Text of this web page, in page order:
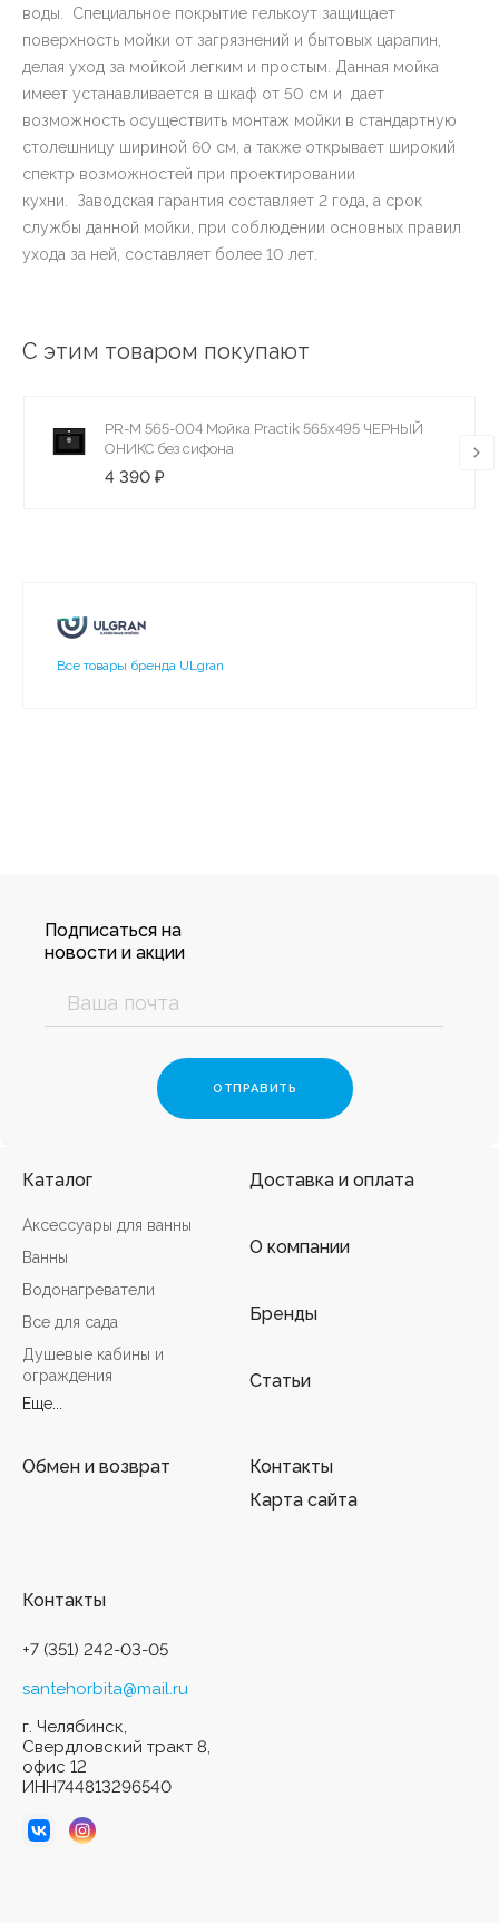
воды. Специальное покрытие гелькоут защищает
поверхность мойки от загрязнений и бытовых царапин,
делая уход за мойкой легким и простым. Данная мойка
имеет устанавливается в шкаф от 50 см и дает
возможность осуществить монтаж мойки в стандартную
столешницу шириной 60 см, а также открывает широкий
спектр возможностей при проектировании
кухни. Заводская гарантия составляет 2 года, а срок
службы данной мойки, при соблюдении основных правил
ухода за ней, составляет более 10 лет.
С этим товаром покупают
PR-M 565-004 Мойка Practik 565х495 ЧЕРНЫЙ
ОНИКС без сифона
4 390 ₽
Все товары бренда ULgran
Подписаться на
новости и акции
Каталог
Аксессуары для ванны
Ванны
Водонагреватели
Все для сада
Душевые кабины и
ограждения
Еще...
Доставка и оплата
О компании
Бренды
Статьи
Обмен и возврат
Контакты
Карта сайта
Контакты
+7 (351) 242-03-05
santehorbita@mail.ru
г. Челябинск,
Свердловский тракт 8,
офис 12
ИНН744813296540